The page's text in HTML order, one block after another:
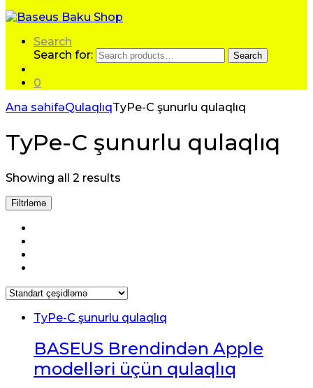
Search
Search for:
Search
0
Ana səhifəQulaqlıqTyPe-C şunurlu qulaqlıq
TyPe-C şunurlu qulaqlıq
Showing all 2 results
Filtrləmə
TyPe-C şunurlu qulaqlıq
BASEUS Brendindən Apple
modelləri üçün qulaqlıq